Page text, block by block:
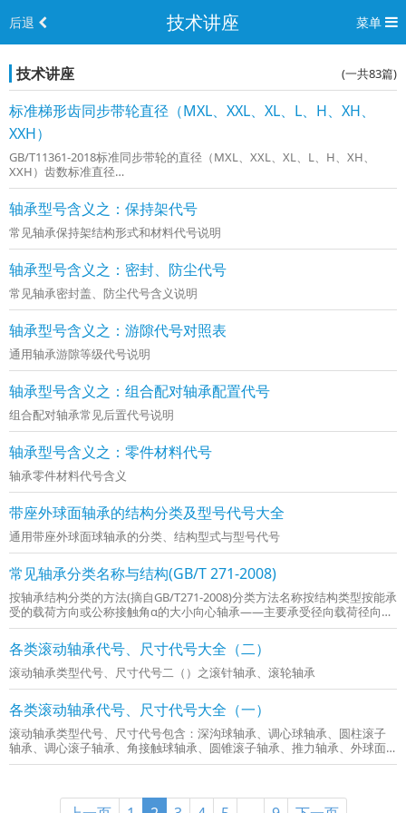
后退 技术讲座 菜单
技术讲座 (一共83篇)
标准梯形齿同步带轮直径（MXL、XXL、XL、L、H、XH、
XXH）
GB/T11361-2018标准同步带轮的直径（MXL、XXL、XL、L、H、XH、
XXH）齿数标准直径
MXLXXLXLLHXHXXHdd0dd0dd0dd0dd0dd0dd0106.475.9610.119.616.17
15.66--------117.11...
轴承型号含义之：保持架代号
常见轴承保持架结构形式和材料代号说明
轴承型号含义之：密封、防尘代号
常见轴承密封盖、防尘代号含义说明
轴承型号含义之：游隙代号对照表
通用轴承游隙等级代号说明
轴承型号含义之：组合配对轴承配置代号
组合配对轴承常见后置代号说明
轴承型号含义之：零件材料代号
轴承零件材料代号含义
带座外球面轴承的结构分类及型号代号大全
通用带座外球面球轴承的分类、结构型式与型号代号
常见轴承分类名称与结构(GB/T 271-2008)
按轴承结构分类的方法(摘自GB/T271-2008)分类方法名称按结构类型按能承
受的载荷方向或公称接触角α的大小向心轴承——主要承受径向载荷径向接
触轴承(α=0°)(0°≤α≤45°)角接触向心轴承(0°＜α≤45°)推力轴承——主要承受
轴向载荷轴向接触轴承(...
各类滚动轴承代号、尺寸代号大全（二）
滚动轴承类型代号、尺寸代号二（）之滚针轴承、滚轮轴承
各类滚动轴承代号、尺寸代号大全（一）
滚动轴承类型代号、尺寸代号包含：深沟球轴承、调心球轴承、圆柱滚子
轴承、调心滚子轴承、角接触球轴承、圆锥滚子轴承、推力轴承、外球面
轴承①尺寸系列实为12、13、14，表示成32、33、34。②尺寸系列实为